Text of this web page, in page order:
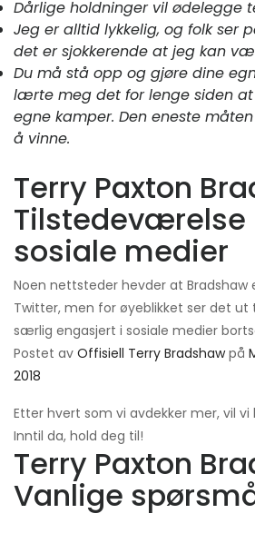
Dårlige holdninger vil ødelegge
Jeg er alltid lykkelig, og folk ser
det er sjokkerende at jeg kan
Du må stå opp og gjøre dine
lærte meg det for lenge siden
egne kamper. Den eneste
å vinne.
Terry Paxton
Tilstedeværelse
sosiale medier
Noen nettsteder hevder at Bradshaw
Twitter, men for øyeblikket ser det ut
særlig engasjert i sosiale medier
Postet av Offisiell Terry Bradshawpå
2018
Etter hvert som vi avdekker mer, vil
Inntil da, hold deg til!
Terry Paxton
Vanlige